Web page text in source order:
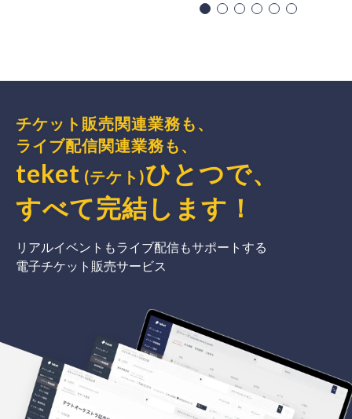
チケット販売関連業務も、
ライブ配信関連業務も、
teket (テケト)ひとつで、
すべて完結 します ！
リアルイベントもライブ配信もサポートする
電子チケット販売サービス